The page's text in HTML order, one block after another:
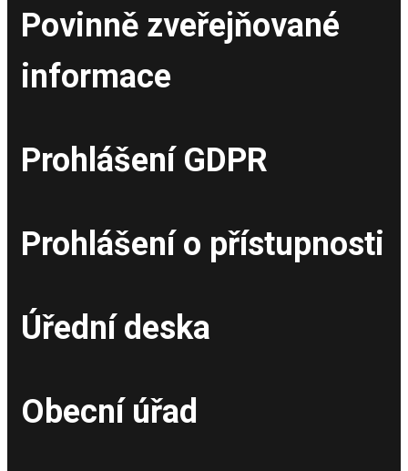
Povinně zveřejňované
informace
Prohlášení GDPR
Prohlášení o přístupnosti
Úřední deska
Obecní úřad